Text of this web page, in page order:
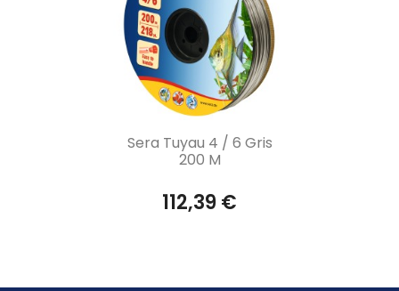
 Aperçu rapide
Sera Tuyau 4 / 6 Gris
200 M
112,39 €